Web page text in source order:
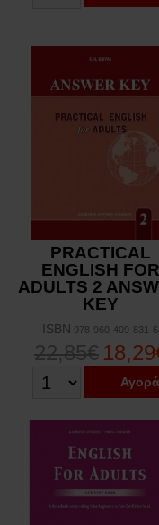
PRACTICAL
ENGLISH FOR
ADULTS 2
KEY
ISBN 978-960-409-831-6
22,85€
Αγορά